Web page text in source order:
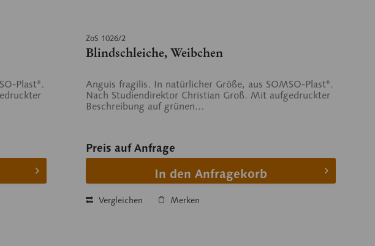
Plast®.
ZoS 1026/2
Blindschleiche, Weibchen
Anguis fragilis. In natürlicher Größe, aus SOMSO-Plast®.
Nach Studiendirektor Christian Groß. Mit aufgedruckter
Beschreibung auf grünen...
Preis auf Anfrage
In den Anfragekorb
Vergleichen Merken